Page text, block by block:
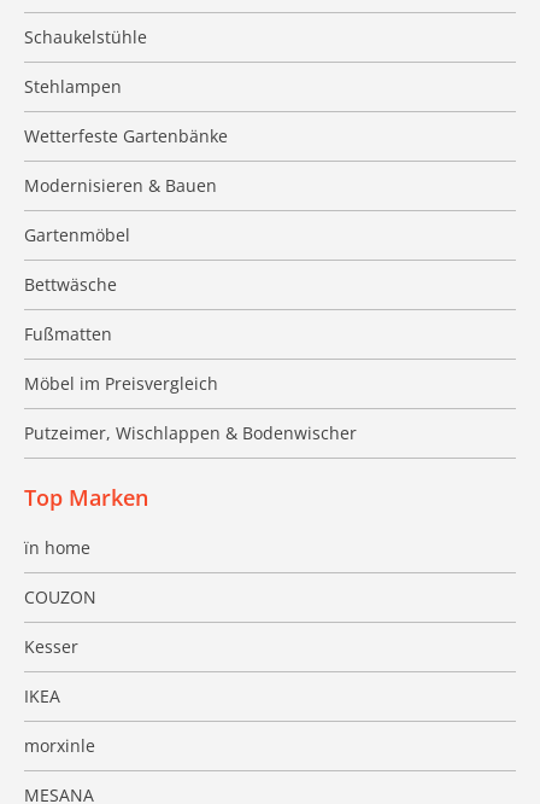
Schaukelstühle
Stehlampen
Wetterfeste Gartenbänke
Modernisieren & Bauen
Gartenmöbel
Bettwäsche
Fußmatten
Möbel im Preisvergleich
Putzeimer, Wischlappen & Bodenwischer
Top Marken
ïn home
COUZON
Kesser
IKEA
morxinle
MESANA